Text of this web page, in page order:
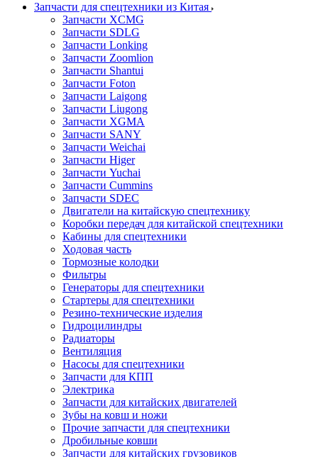
Запчасти для спецтехники из Китая
Запчасти XCMG
Запчасти SDLG
Запчасти Lonking
Запчасти Zoomlion
Запчасти Shantui
Запчасти Foton
Запчасти Laigong
Запчасти Liugong
Запчасти XGMA
Запчасти SANY
Запчасти Weichai
Запчасти Higer
Запчасти Yuchai
Запчасти Cummins
Запчасти SDEC
Двигатели на китайскую спецтехнику
Коробки передач для китайской спецтехники
Кабины для спецтехники
Ходовая часть
Тормозные колодки
Фильтры
Генераторы для спецтехники
Стартеры для спецтехники
Резино-технические изделия
Гидроцилиндры
Радиаторы
Вентиляция
Насосы для спецтехники
Запчасти для КПП
Электрика
Запчасти для китайских двигателей
Зубы на ковш и ножи
Прочие запчасти для спецтехники
Дробильные ковши
Запчасти для китайских грузовиков